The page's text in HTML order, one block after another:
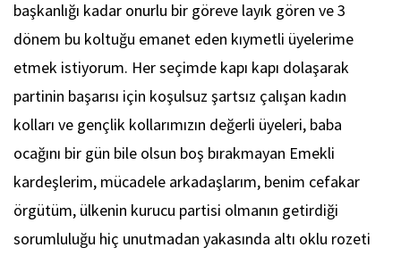
başkanlığı kadar onurlu bir göreve layık gören ve 3
dönem bu koltuğu emanet eden kıymetli üyelerime
etmek istiyorum. Her seçimde kapı kapı dolaşarak
partinin başarısı için koşulsuz şartsız çalışan kadın
kolları ve gençlik kollarımızın değerli üyeleri, baba
ocağını bir gün bile olsun boş bırakmayan Emekli
kardeşlerim, mücadele arkadaşlarım, benim cefakar
örgütüm, ülkenin kurucu partisi olmanın getirdiği
sorumluluğu hiç unutmadan yakasında altı oklu rozeti